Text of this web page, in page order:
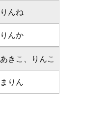
りんね
りんか
あきこ、りんこ
まりん